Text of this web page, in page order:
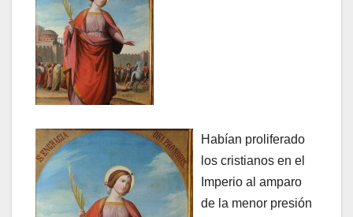
Habían proliferado
los cristianos en el
Imperio al amparo
de la menor presión